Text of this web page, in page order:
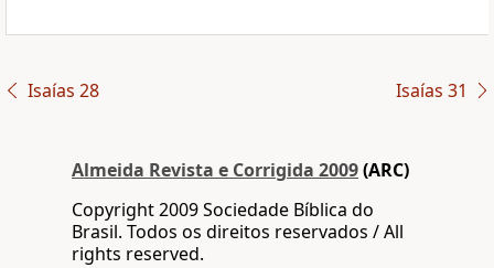
Isaías 28 Isaías 31
Almeida Revista e Corrigida 2009(ARC)
Copyright 2009 Sociedade Bíblica do
Brasil. Todos os direitos reservados / All
rights reserved.